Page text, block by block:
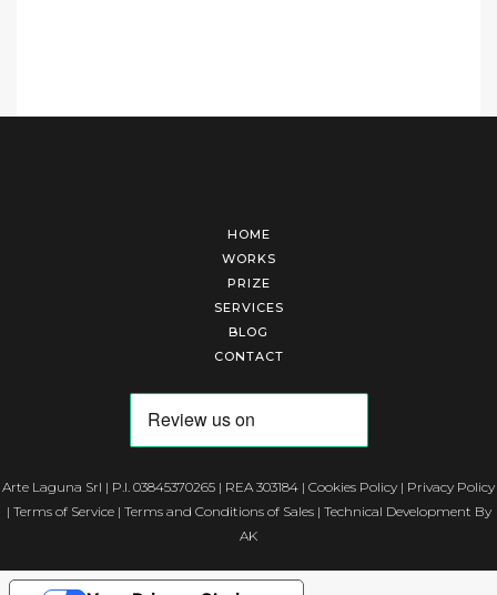
HOME
WORKS
PRIZE
SERVICES
BLOG
CONTACT
Arte Laguna Srl | P.I. 03845370265 | REA 303184 | Cookies Policy | Privacy Policy
| Terms of Service| Terms and Conditions of Sales| Technical Development By
AK